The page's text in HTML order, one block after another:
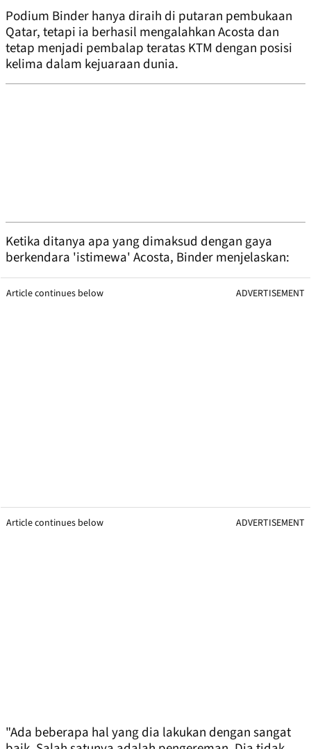
Podium Binder hanya diraih di putaran pembukaan
Qatar, tetapi ia berhasil mengalahkan Acosta dan
tetap menjadi pembalap teratas KTM dengan posisi
kelima dalam kejuaraan dunia.
Ketika ditanya apa yang dimaksud dengan gaya
berkendara 'istimewa' Acosta, Binder menjelaskan:
Article continues below ADVERTISEMENT
Article continues below ADVERTISEMENT
"Ada beberapa hal yang dia lakukan dengan sangat